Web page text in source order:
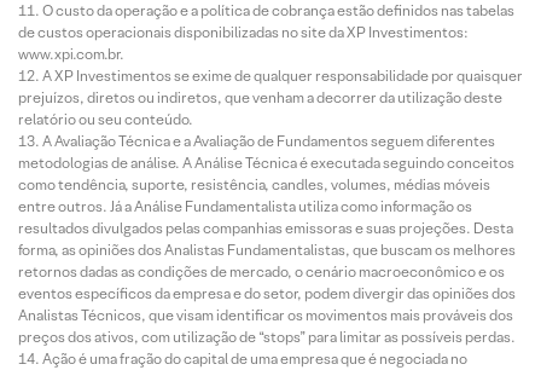
O custo da operação e a política de cobrança estão definidos nas tabelas
de custos operacionais disponibilizadas no site da XP Investimentos:
www.xpi.com.br.
A XP Investimentos se exime de qualquer responsabilidade por quaisquer
prejuízos, diretos ou indiretos, que venham a decorrer da utilização deste
relatório ou seu conteúdo.
A Avaliação Técnica e a Avaliação de Fundamentos seguem diferentes
metodologias de análise. A Análise Técnica é executada seguindo conceitos
como tendência, suporte, resistência, candles, volumes, médias móveis
entre outros. Já a Análise Fundamentalista utiliza como informação os
resultados divulgados pelas companhias emissoras e suas projeções. Desta
forma, as opiniões dos Analistas Fundamentalistas, que buscam os melhores
retornos dadas as condições de mercado, o cenário macroeconômico e os
eventos específicos da empresa e do setor, podem divergir das opiniões dos
Analistas Técnicos, que visam identificar os movimentos mais prováveis dos
preços dos ativos, com utilização de “stops” para limitar as possíveis perdas.
Ação é uma fração do capital de uma empresa que é negociada no